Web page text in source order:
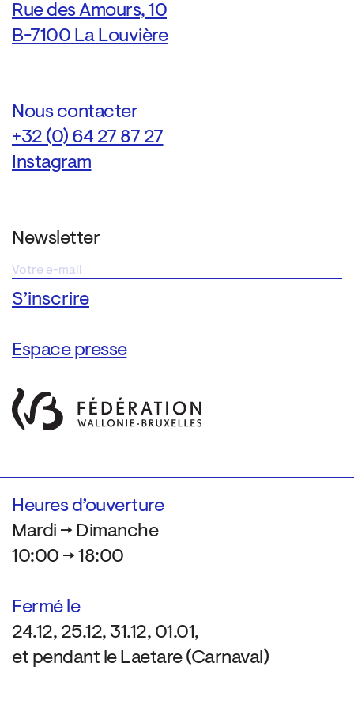
Rue des Amours, 10
B-7100 La Louvière
Nous contacter
+32 (0) 64 27 87 27
Instagram
Newsletter
Espace presse
Heures d’ouverture
Mardi → Dimanche
10:00 → 18:00
Fermé le
24.12, 25.12, 31.12, 01.01,
et pendant le Laetare (Carnaval)